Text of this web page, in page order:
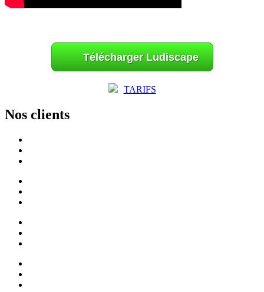
Télécharger Ludiscape
TARIFS
Nos clients